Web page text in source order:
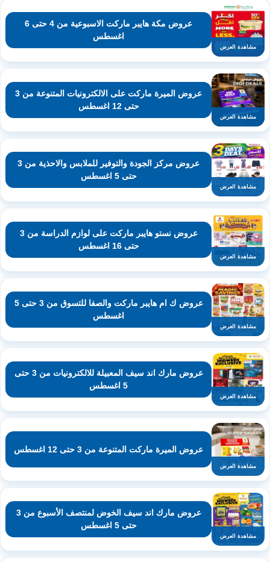
مشاهدة العرض
عروض مكة هايبر ماركت الاسبوعية من 4 حتى 6
اغسطس
مشاهدة العرض
عروض الميرة ماركت على الالكترونيات المتنوعة من 3
حتى 12 اغسطس
مشاهدة العرض
عروض مركز الجودة والتوفير للملابس والاحذية من 3
حتى 5 اغسطس
مشاهدة العرض
عروض نستو هايبر ماركت على لوازم الدراسة من 3
حتى 16 اغسطس
مشاهدة العرض
عروض ك ام هايبر ماركت والصفا للتسوق من 3 حتى 5
اغسطس
مشاهدة العرض
عروض مارك اند سيف المعبيلة للالكترونيات من 3 حتى
5 اغسطس
مشاهدة العرض
عروض الميرة ماركت المتنوعة من 3 حتى 12 اغسطس
مشاهدة العرض
عروض مارك اند سيف الخوض لمنتصف الأسبوع من 3
حتى 5 اغسطس